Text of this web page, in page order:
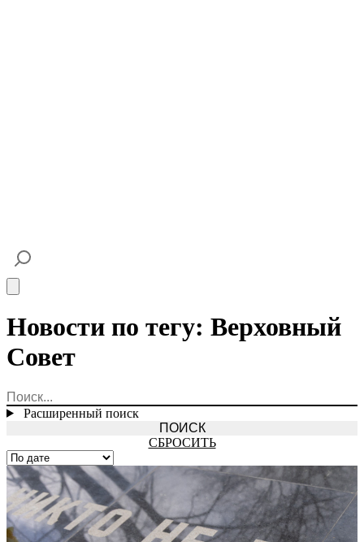
Новости по тегу: Верховный
Совет
Расширенный поиск
СБРОСИТЬ